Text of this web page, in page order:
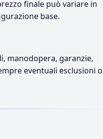
finale può variare in
base.
manodopera, garanzie,
eventuali esclusioni o